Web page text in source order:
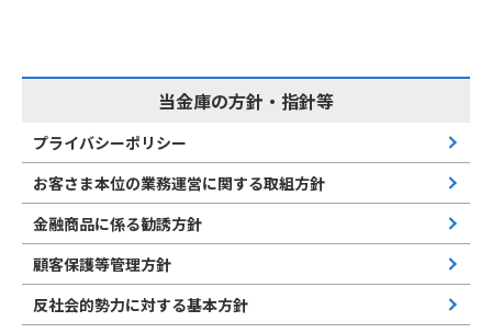
当金庫の方針・指針等
プライバシーポリシー
お客さま本位の業務運営に関する取組方針
金融商品に係る勧誘方針
顧客保護等管理方針
反社会的勢力に対する基本方針